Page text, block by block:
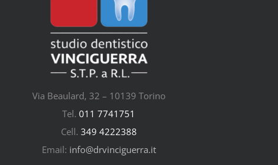
Via Beaulard, 32 – 10139 Torino
Tel. 011 7741751
Cell. 349 4222388
Email: info@drvinciguerra.it